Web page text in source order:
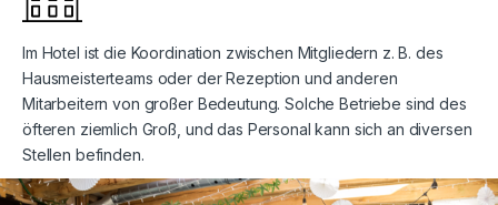
Im Hotel ist die Koordination zwischen Mitgliedern z. B. des
Hausmeisterteams oder der Rezeption und anderen
Mitarbeitern von großer Bedeutung. Solche Betriebe sind des
öfteren ziemlich Groß, und das Personal kann sich an diversen
Stellen befinden.